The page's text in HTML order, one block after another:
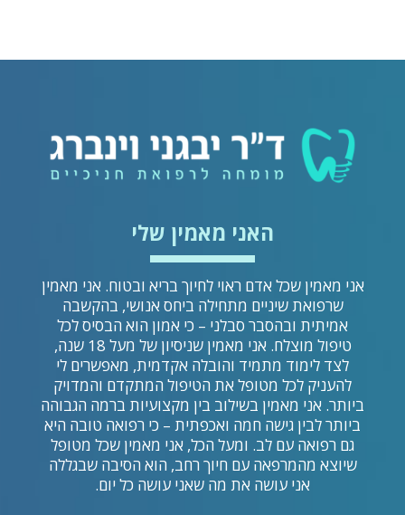
האני מאמין שלי
אני מאמין שכל אדם ראוי לחיוך בריא ובטוח. אני מאמין
שרפואת שיניים מתחילה ביחס אנושי, בהקשבה
אמיתית ובהסבר סבלני – כי אמון הוא הבסיס לכל
טיפול מוצלח. אני מאמין שניסיון של מעל 18 שנה,
לצד לימוד מתמיד והובלה אקדמית, מאפשרים לי
להעניק לכל מטופל את הטיפול המתקדם והמדויק
ביותר. אני מאמין בשילוב בין מקצועיות ברמה הגבוהה
ביותר לבין גישה חמה ואכפתית – כי רפואה טובה היא
גם רפואה עם לב. ומעל הכל, אני מאמין שכל מטופל
שיוצא מהמרפאה עם חיוך רחב, הוא הסיבה שבגללה
אני עושה את מה שאני עושה כל יום.